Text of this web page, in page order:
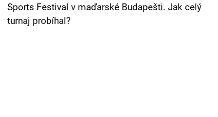
Sledujte nás
Sports Festival v maďarské Budapešti. Jak celý
turnaj probíhal?